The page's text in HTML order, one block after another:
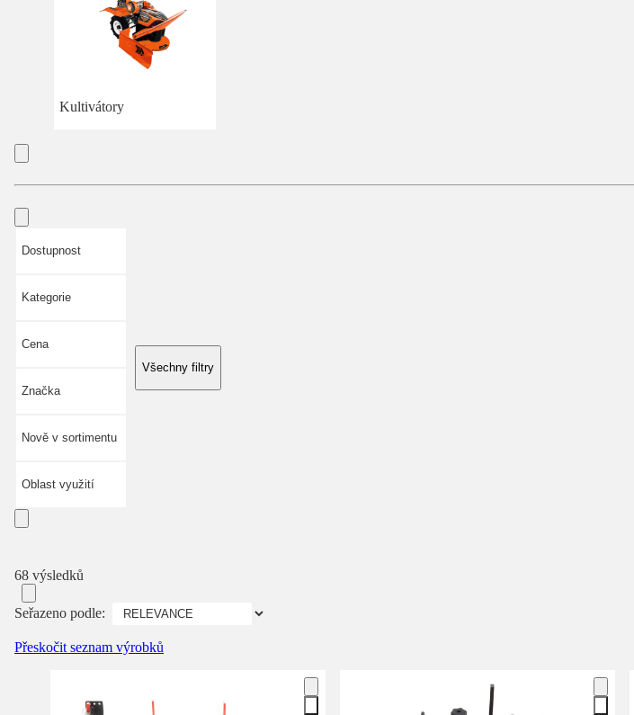
Kultivátory
Dostupnost
Kategorie
Cena
Značka
Nově v sortimentu
Oblast využití
Všechny filtry
68 výsledků
Seřazeno podle:
Přeskočit seznam výrobků